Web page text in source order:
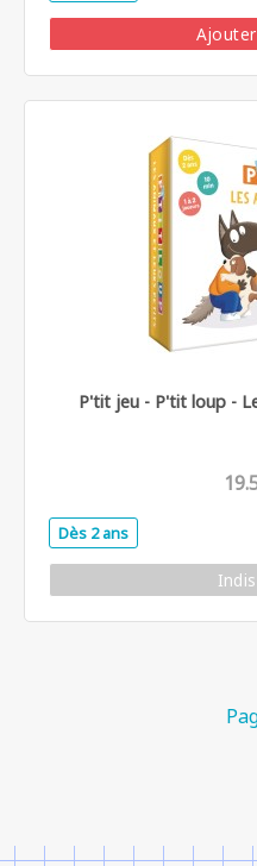
P'tit jeu - P'tit loup -
Dès 2 ans